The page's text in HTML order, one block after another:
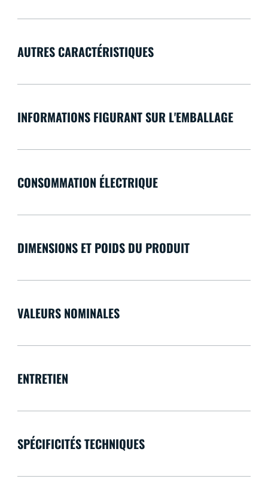
AUTRES CARACTÉRISTIQUES
INFORMATIONS FIGURANT SUR L'EMBALLAGE
CONSOMMATION ÉLECTRIQUE
DIMENSIONS ET POIDS DU PRODUIT
VALEURS NOMINALES
ENTRETIEN
SPÉCIFICITÉS TECHNIQUES